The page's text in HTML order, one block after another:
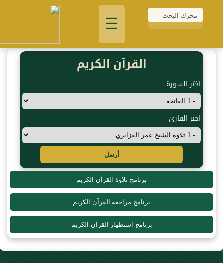
☰
القرآن الكريم
اختر السورة
اختر القارئ
أرسل
برنامج تلاوة القرآن الكريم
برنامج مراجعة القرآن الكريم
برنامج استظهار القرآن الكريم